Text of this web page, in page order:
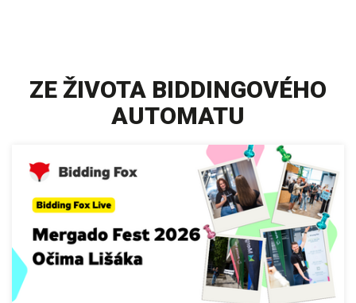
ZE ŽIVOTA BIDDINGOVÉHO
AUTOMATU